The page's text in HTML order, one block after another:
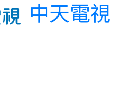
中天電視